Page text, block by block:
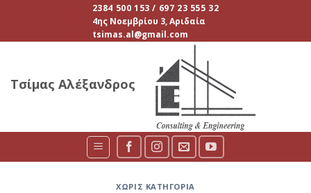
content
2384 500 153 / 697 23 555 32
4ης Νοεμβρίου 3, Αριδαία
tsimas.al@gmail.com
Τσίμας Αλέξανδρος
ΧΩΡΊΣ ΚΑΤΗΓΟΡΊΑ